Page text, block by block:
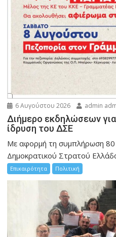
6 Αυγούστου 2026 admin
Διήμερο εκδηλώσεων
ίδρυση του ΔΣΕ
Με αφορμή τη συμπλήρωση
Δημοκρατικού Στρατού
Επικαιρότητα Πολιτική